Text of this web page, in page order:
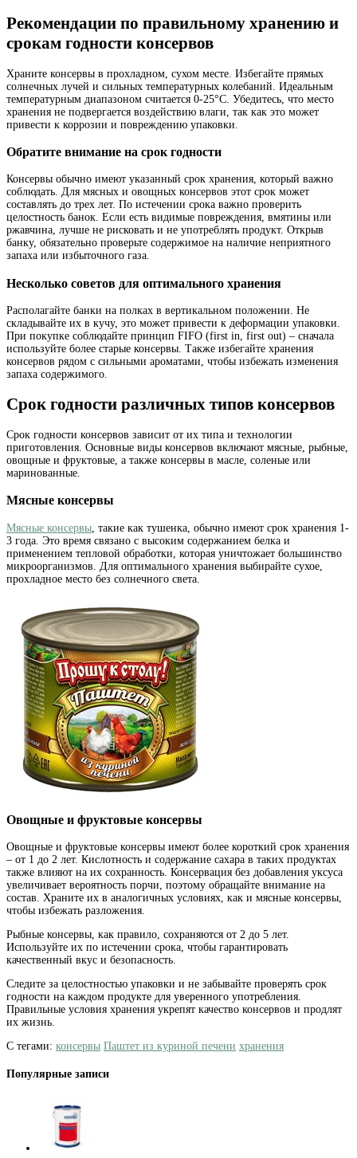
Рекомендации по правильному хранению и
срокам годности консервов
Храните консервы в прохладном, сухом месте. Избегайте прямых
солнечных лучей и сильных температурных колебаний. Идеальным
температурным диапазоном считается 0-25°C. Убедитесь, что место
хранения не подвергается воздействию влаги, так как это может
привести к коррозии и повреждению упаковки.
Обратите внимание на срок годности
Консервы обычно имеют указанный срок хранения, который важно
соблюдать. Для мясных и овощных консервов этот срок может
составлять до трех лет. По истечении срока важно проверить
целостность банок. Если есть видимые повреждения, вмятины или
ржавчина, лучше не рисковать и не употреблять продукт. Открыв
банку, обязательно проверьте содержимое на наличие неприятного
запаха или избыточного газа.
Несколько советов для оптимального хранения
Располагайте банки на полках в вертикальном положении. Не
складывайте их в кучу, это может привести к деформации упаковки.
При покупке соблюдайте принцип FIFO (first in, first out) – сначала
используйте более старые консервы. Также избегайте хранения
консервов рядом с сильными ароматами, чтобы избежать изменения
запаха содержимого.
Срок годности различных типов консервов
Срок годности консервов зависит от их типа и технологии
приготовления. Основные виды консервов включают мясные, рыбные,
овощные и фруктовые, а также консервы в масле, соленые или
маринованные.
Мясные консервы
Мясные консервы , такие как тушенка, обычно имеют срок хранения 1-
3 года. Это время связано с высоким содержанием белка и
применением тепловой обработки, которая уничтожает большинство
микроорганизмов. Для оптимального хранения выбирайте сухое,
прохладное место без солнечного света.
Овощные и фруктовые консервы
Овощные и фруктовые консервы имеют более короткий срок хранения
– от 1 до 2 лет. Кислотность и содержание сахара в таких продуктах
также влияют на их сохранность. Консервация без добавления уксуса
увеличивает вероятность порчи, поэтому обращайте внимание на
состав. Храните их в аналогичных условиях, как и мясные консервы,
чтобы избежать разложения.
Рыбные консервы, как правило, сохраняются от 2 до 5 лет.
Используйте их по истечении срока, чтобы гарантировать
качественный вкус и безопасность.
Следите за целостностью упаковки и не забывайте проверять срок
годности на каждом продукте для уверенного употребления.
Правильные условия хранения укрепят качество консервов и продлят
их жизнь.
С тегами: консервы Паштет из куриной печени хранения
Популярные записи